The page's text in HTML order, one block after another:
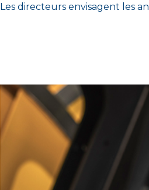
Les directeurs envisagent les